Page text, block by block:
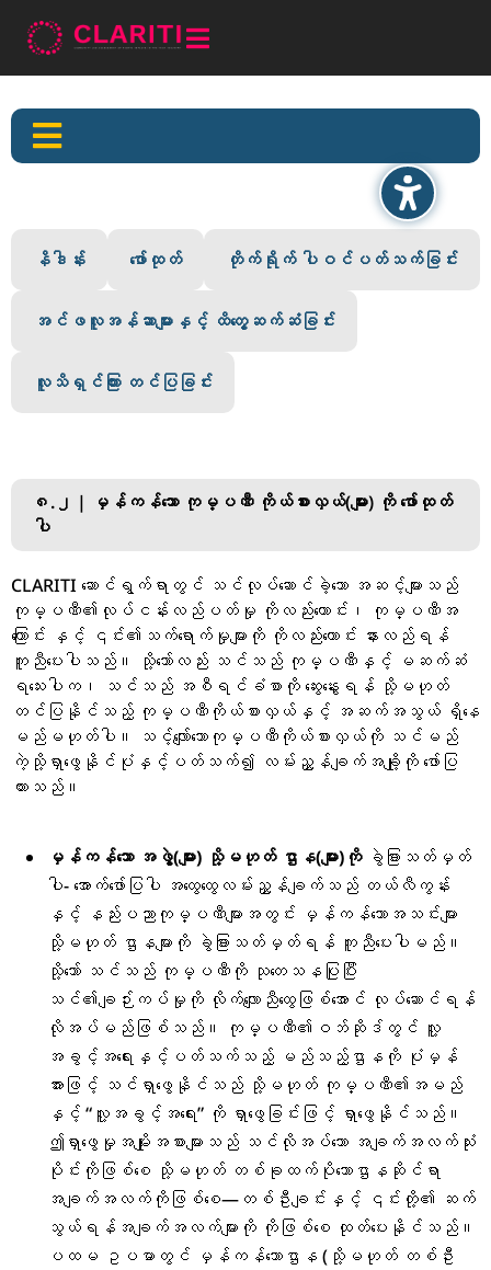


နိဒါန်း ဖော်ထုတ် တိုက်ရိုက် ပါဝင်ပတ်သက်ခြင်း
အင်ဖလူအန်ဆာများနှင့် ထိတွေ့ဆက်ဆံခြင်း
လူသိရှင်ကြား တင်ပြခြင်း
၈.၂ | မှန်ကန်သော ကုမ္ပဏီ ကိုယ်စားလှယ်(များ) ကို ဖော်ထုတ်
ပါ
CLARITI ဆောင်ရွက်ရာတွင် သင်လုပ်ဆောင်ခဲ့သော အဆင့်များသည်
ကုမ္ပဏီ၏လုပ်ငန်းလည်ပတ်မှု ကိုလည်းကောင်း၊ ကုမ္ပဏီအ
ကြောင်း နှင့် ၎င်း၏သက်ရောက်မှုများကို ကိုလည်းကောင်း နားလည်ရန်
ကူညီပေးပါသည်။ သို့သော်လည်း သင်သည် ကုမ္ပဏီနှင့် မဆက်ဆံ
ရသေးပါက၊ သင်သည် အစီရင်ခံစာကို ဆွေးနွေးရန် သို့မဟုတ်
တင်ပြနိုင်သည့် ကုမ္ပဏီကိုယ်စားလှယ်နှင့် အဆက်အသွယ် ရှိနေ
မည်မဟုတ်ပါ။ သင့်လျော်သောကုမ္ပဏီကိုယ်စားလှယ်ကို သင်မည်
ကဲ့သို့ရှာဖွေနိုင်ပုံနှင့်ပတ်သက်၍ လမ်းညွှန်ချက်အချို့ကို ဖော်ပြ
ထားသည်။
မှန်ကန်သော အဖွဲ့(များ) သို့မဟုတ် ဌာန(များ)ကိုခွဲခြားသတ်မှတ်
ပါ- အောက်ဖော်ပြပါ အထွေထွေလမ်းညွှန်ချက်သည် တယ်လီကွန်း
နှင့် နည်းပညာကုမ္ပဏီများအတွင်း မှန်ကန်သောအသင်းများ
သို့မဟုတ် ဌာနများကို ခွဲခြားသတ်မှတ်ရန် ကူညီပေးပါမည်။
သို့သော် သင်သည် ကုမ္ပဏီကို သုတေသနပြုပြီး
သင်၏ချဉ်းကပ်မှုကို လိုက်လျောညီထွေဖြစ်အောင် လုပ်ဆောင်ရန်
လိုအပ်မည်ဖြစ်သည်။ ကုမ္ပဏီ၏ဝဘ်ဆိုဒ်တွင် လူ့
အခွင့်အရေးနှင့်ပတ်သက်သည့် မည်သည့်ဌာနကို ပုံမှန်
အားဖြင့် သင်ရှာဖွေနိုင်သည် သို့မဟုတ် ကုမ္ပဏီ၏အမည်
နှင့် “လူ့အခွင့်အရေး” ကို ရှာဖွေခြင်းဖြင့် ရှာဖွေနိုင်သည်။
ဤရှာဖွေမှုအမျိုးအစားများသည် သင်လိုအပ်သော အချက်အလက်သုံး
ပိုင်းကိုဖြစ်စေ သို့မဟုတ် တစ်ခုထက်ပိုသောဌာနဆိုင်ရာ
အချက်အလက်ကိုဖြစ်စေ—တစ်ဦးချင်းနှင့် ၎င်းတို့၏ ဆက်
သွယ်ရန်အချက်အလက်များကို ကိုဖြစ်စေ ထုတ်ပေးနိုင်သည်။
ပထမ ဥပမာတွင် မှန်ကန်သောဌာန (သို့မဟုတ် တစ်ဦး